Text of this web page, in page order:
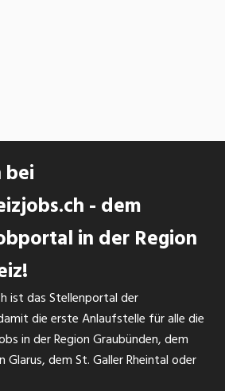
- dem
in der Region
ist das Stellenportal der
die erste Anlaufstelle für alle die
in der Region Graubünden, dem
dem St. Galler Rheintal oder